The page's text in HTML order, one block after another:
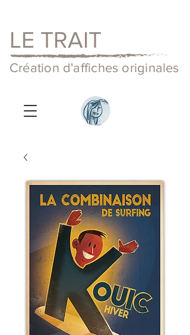
LE TRAIT
Création d'affiches originales